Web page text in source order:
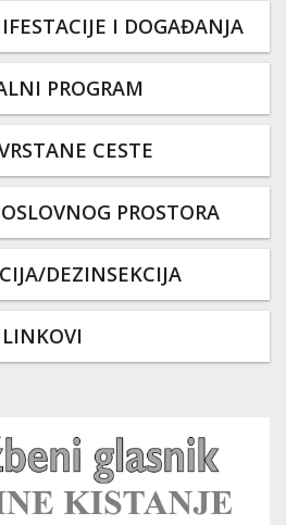
I DOGAĐANJA
PROGRAM
CESTE
PROSTORA
DEZINSEKCIJA
LINKOVI